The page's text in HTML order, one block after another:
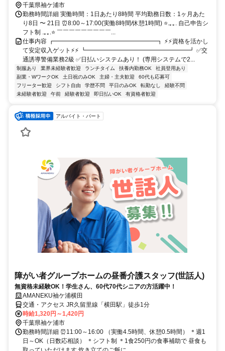
千葉県袖ケ浦市
勤務時間詳細 実働時間：1日あたり8時間 平均勤務日数：1ヶ月あた
り8日 〜 21日 ⏰8:00～17:00(実働8時間/休憩1時間) ⭐.｡｡. 自己申告シ
フト制 .｡｡.⭐ ￣￣￣￣￣￣￣￣￣...
仕事内容 ┏━━━━━━━━━━━━━━━━━┓ ⚡⚡資格を活かし
て安定収入ゲット⚡⚡ ┗━━━━━━━━━━━━━━━━━┛ ✅交
通誘導警備業務2級 ✅日払いシステムあり！ (専用システムで2...
制服あり 業界未経験者歓迎 ランチタイム 扶養内勤務OK
社員登用あり
副業・WワークOK
土日祝のみOK 主婦・主夫歓迎
60代も応募可
フリーター歓迎
シフト自由 学歴不問 平日のみOK 転勤なし
経験不問
未経験者歓迎
午前 経験者歓迎 即日払いOK 有資格者歓迎
アルバイト・パート
障がい者グループホームの昼番介護スタッフ(世話人)
無資格未経験OK！学生さん、60代70代シニアの方活躍中！
AMANEKU袖ケ浦横田
交通・アクセス JR久留里線「横田駅」徒歩1分
時給1,320円～1,420円
千葉県袖ケ浦市
勤務時間詳細 ⏰11:00～16:00 （実働4.5時間、休憩0.5時間） ＊週1
日～OK（日数応相談） ＊シフト制 ＊1食250円の食事補助で 昼食も